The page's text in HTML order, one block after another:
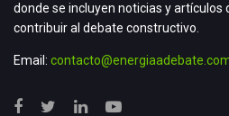
donde se incluyen noticias y artículos
contribuir al debate constructivo.
Email: